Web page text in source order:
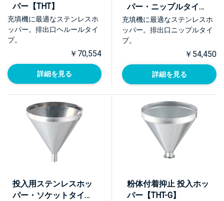
パー【THT】
充填機に最適なステンレスホ
ッパー。排出口ヘルールタイ
プ。
￥70,554
詳細を見る
パー・ニップルタイプ
【THT-R】
充填機に最適なステンレスホ
ッパー。排出口ニップルタイ
プ。
￥54,450
詳細を見る
投入用ステンレスホッ
パー・ソケットタイプ
粉体付着抑止 投入ホッ
パー【THT-G】